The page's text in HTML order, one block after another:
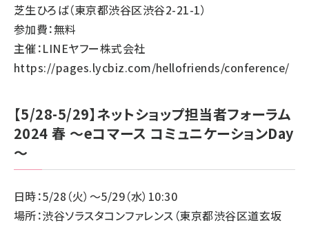
芝生ひろば（東京都渋谷区渋谷2-21-1）
参加費：無料
主催：LINEヤフー株式会社
https://pages.lycbiz.com/hellofriends/conference/
【5/28-5/29】ネットショップ担当者フォーラム
2024 春 ～eコマース コミュニケーションDay
～
日時：5/28（火）～5/29（水）10:30
場所：渋谷ソラスタコンファレンス（東京都渋谷区道玄坂